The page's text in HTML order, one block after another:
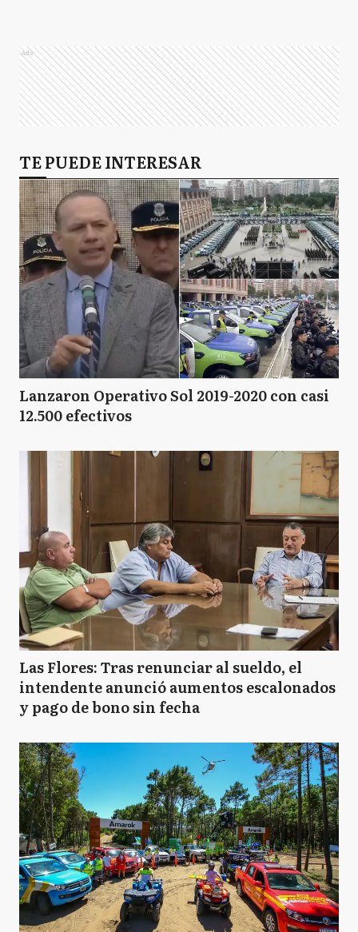
Ads
TE PUEDE INTERESAR
Lanzaron Operativo Sol 2019-2020 con casi
12.500 efectivos
Las Flores: Tras renunciar al sueldo, el
intendente anunció aumentos escalonados
y pago de bono sin fecha